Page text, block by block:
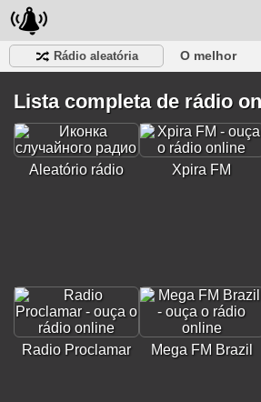
Rádio aleatória O melhor
Rap
Falk Jazz Bebê
Lista completa de rádio
Aleatório rádio
Xpira FM
Radio Proclamar Mega FM Brazil